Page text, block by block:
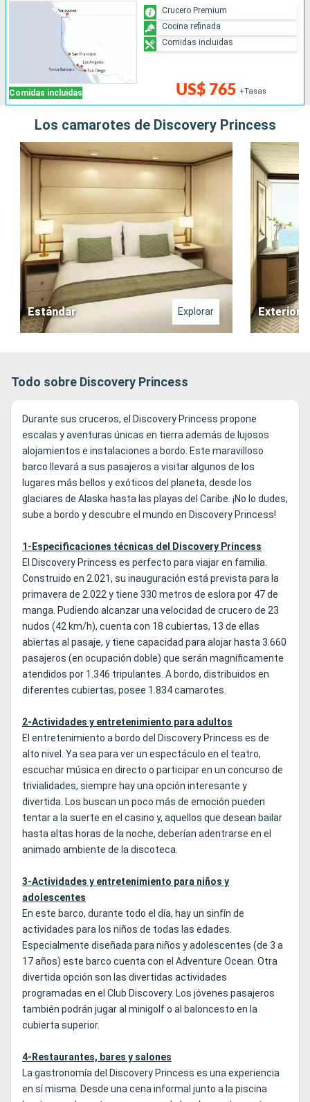
Comidas incluidas US$ 765 +Tasas
Crucero Premium
Cocina refinada
Comidas incluidas
Los camarotes de Discovery Princess
Estándar Explorar Exterior
Todo sobre Discovery Princess
Durante sus cruceros, el Discovery Princess propone
escalas y aventuras únicas en tierra además de lujosos
alojamientos e instalaciones a bordo. Este maravilloso
barco llevará a sus pasajeros a visitar algunos de los
lugares más bellos y exóticos del planeta, desde los
glaciares de Alaska hasta las playas del Caribe. ¡No lo dudes,
sube a bordo y descubre el mundo en Discovery Princess!
1-Especificaciones técnicas del Discovery Princess
El Discovery Princess es perfecto para viajar en familia.
Construido en 2.021, su inauguración está prevista para la
primavera de 2.022 y tiene 330 metros de eslora por 47 de
manga. Pudiendo alcanzar una velocidad de crucero de 23
nudos (42 km/h), cuenta con 18 cubiertas, 13 de ellas
abiertas al pasaje, y tiene capacidad para alojar hasta 3.660
pasajeros (en ocupación doble) que serán magníficamente
atendidos por 1.346 tripulantes. A bordo, distribuidos en
diferentes cubiertas, posee 1.834 camarotes.
2-Actividades y entretenimiento para adultos
El entretenimiento a bordo del Discovery Princess es de
alto nivel. Ya sea para ver un espectáculo en el teatro,
escuchar música en directo o participar en un concurso de
trivialidades, siempre hay una opción interesante y
divertida. Los buscan un poco más de emoción pueden
tentar a la suerte en el casino y, aquellos que desean bailar
hasta altas horas de la noche, deberían adentrarse en el
animado ambiente de la discoteca.
3-Actividades y entretenimiento para niños y
adolescentes
En este barco, durante todo el día, hay un sinfín de
actividades para los niños de todas las edades.
Especialmente diseñada para niños y adolescentes (de 3 a
17 años) este barco cuenta con el Adventure Ocean. Otra
divertida opción son las divertidas actividades
programadas en el Club Discovery. Los jóvenes pasajeros
también podrán jugar al minigolf o al baloncesto en la
cubierta superior.
4-Restaurantes, bares y salones
La gastronomía del Discovery Princess es una experiencia
en sí misma. Desde una cena informal junto a la piscina